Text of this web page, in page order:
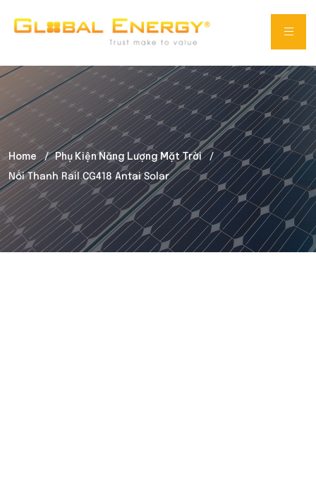
Home Phụ Kiện Năng Lượng Mặt Trời
Nối Thanh Rail CG418 Antai Solar